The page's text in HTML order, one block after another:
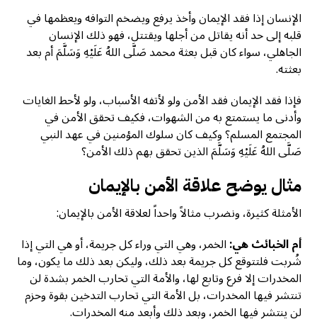
الإنسان إذا فقد الإيمان وأخذ يرفع ويضخم التوافه ويعظمها في
قلبه إلى حد أنه يقاتل من أجلها ويقتتل، فهو ذلك الإنسان
الجاهلي، سواء كان قبل بعثة محمد صَلَّى اللهُ عَلَيْهِ وَسَلَّمَ أم بعد
بعثته.
فإذا فقد الإيمان فقد الأمن ولو لأتفه الأسباب، ولو لأحط الغايات
وأدنى ما يستمتع به من الشهوات، فكيف تحقق الأمن في
المجتمع المسلم؟ وكيف كان سلوك المؤمنين في عهد النبي
صَلَّى اللهُ عَلَيْهِ وَسَلَّمَ الذين تحقق بهم ذلك الأمن؟
مثال يوضح علاقة الأمن بالإيمان
الأمثلة كثيرة، ونضرب مثالاً واحداً لعلاقة الأمن بالإيمان:
أم الخبائث هي:الخمر، وهي التي وراء كل جريمة، أو هي التي إذا
شُربت فلتتوقع كل جريمة بعد ذلك، وليكن بعد ذلك ما يكون، وما
المخدرات إلا فرع وتابع لها، والأمة التي تحارب الخمر بشدة لن
تنتشر فيها المخدرات، بل الأمة التي تحارب التدخين بقوة وحزم
لن ينتشر فيها الخمر، وبعد ذلك وأبعد منه المخدرات.